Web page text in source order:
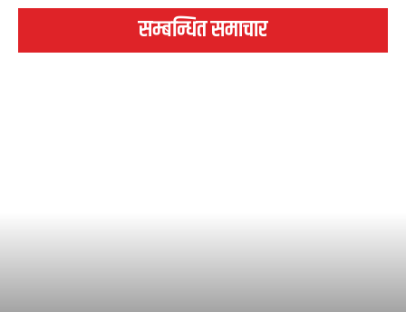
सम्बन्धित समाचार